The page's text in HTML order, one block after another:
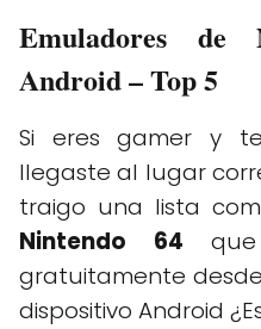
Emuladores de
Android – Top 5
Si eres gamer y
llegaste al lugar
traigo una lista
Nintendo 64 que
gratuitamente
dispositivo Android